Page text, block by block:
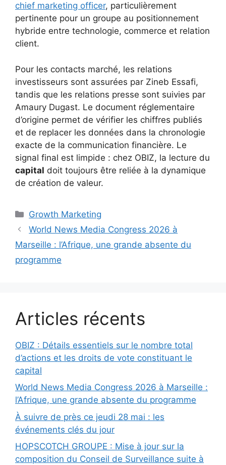
chief marketing officer, particulièrement
pertinente pour un groupe au positionnement
hybride entre technologie, commerce et relation
client.
Pour les contacts marché, les relations
investisseurs sont assurées par Zineb Essafi,
tandis que les relations presse sont suivies par
Amaury Dugast. Le document réglementaire
d’origine permet de vérifier les chiffres publiés
et de replacer les données dans la chronologie
exacte de la communication financière. Le
signal final est limpide : chez OBIZ, la lecture du
capital doit toujours être reliée à la dynamique
de création de valeur.
Catégories
Growth Marketing
World News Media Congress 2026 à
Marseille : l’Afrique, une grande absente du
programme
Articles récents
OBIZ : Détails essentiels sur le nombre total
d’actions et les droits de vote constituant le
capital
World News Media Congress 2026 à Marseille :
l’Afrique, une grande absente du programme
À suivre de près ce jeudi 28 mai : les
événements clés du jour
HOPSCOTCH GROUPE : Mise à jour sur la
composition du Conseil de Surveillance suite à